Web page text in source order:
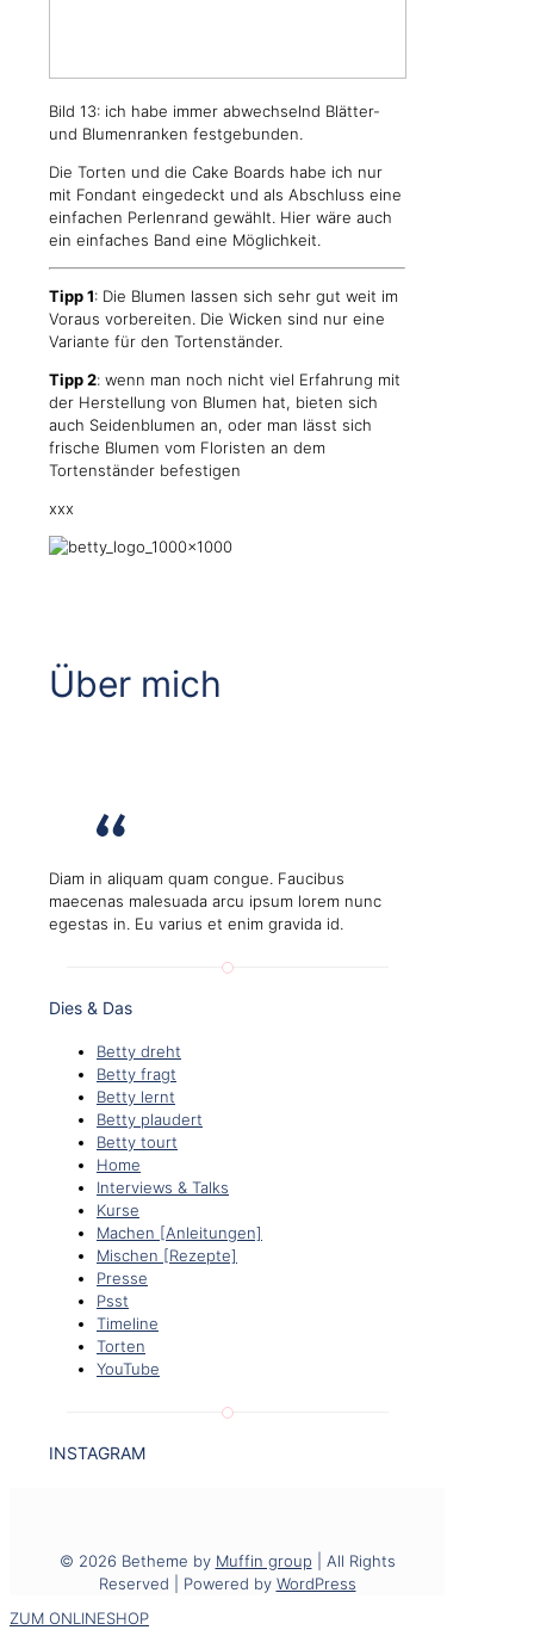
Bild 13: ich habe immer abwechselnd Blätter-
und Blumenranken festgebunden.
Die Torten und die Cake Boards habe ich nur
mit Fondant eingedeckt und als Abschluss eine
einfachen Perlenrand gewählt. Hier wäre auch
ein einfaches Band eine Möglichkeit.
Tipp 1: Die Blumen lassen sich sehr gut weit im
Voraus vorbereiten. Die Wicken sind nur eine
Variante für den Tortenständer.
Tipp 2: wenn man noch nicht viel Erfahrung mit
der Herstellung von Blumen hat, bieten sich
auch Seidenblumen an, oder man lässt sich
frische Blumen vom Floristen an dem
Tortenständer befestigen
xxx
Über mich
Diam in aliquam quam congue. Faucibus
maecenas malesuada arcu ipsum lorem nunc
egestas in. Eu varius et enim gravida id.
Dies & Das
Betty dreht
Betty fragt
Betty lernt
Betty plaudert
Betty tourt
Home
Interviews & Talks
Kurse
Machen [Anleitungen]
Mischen [Rezepte]
Presse
Psst
Timeline
Torten
YouTube
INSTAGRAM
© 2026 Betheme by Muffin group | All Rights
Reserved | Powered by WordPress
ZUM ONLINESHOP